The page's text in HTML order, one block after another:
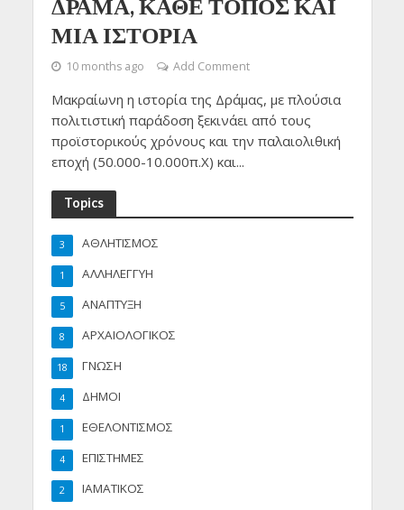
ΔΡΑΜΑ, ΚΑΘΕ ΤΟΠΟΣ ΚΑΙ
ΜΙΑ ΙΣΤΟΡΙΑ
10 months ago Add Comment
Μακραίωνη η ιστορία της Δράμας, με πλούσια
πολιτιστική παράδοση ξεκινάει από τους
προϊστορικούς χρόνους και την παλαιολιθική
εποχή (50.000-10.000π.Χ) και...
Topics
ΑΘΛΗΤΙΣΜΟΣ
3
ΑΛΛΗΛΕΓΓΥΗ
1
ΑΝΑΠΤΥΞΗ
5
ΑΡΧΑΙΟΛΟΓΙΚΟΣ
8
ΓΝΩΣΗ
18
ΔΗΜΟΙ
4
ΕΘΕΛΟΝΤΙΣΜΟΣ
1
ΕΠΙΣΤΗΜΕΣ
4
ΙΑΜΑΤΙΚΟΣ
2